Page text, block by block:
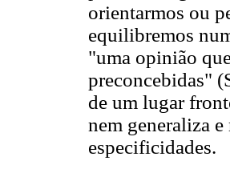
orientarmos ou
equilibremos
"uma opinião
preconcebidas"
de um lugar
nem generaliza
especificidades.